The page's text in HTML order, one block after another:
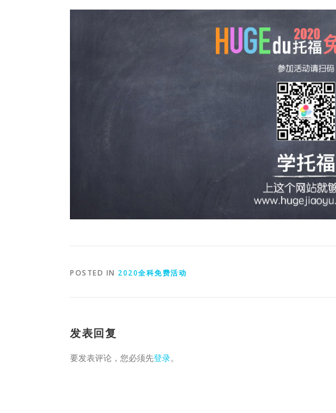
POSTED IN 2020全科免费活动
发表回复
要发表评论，您必须先登录。